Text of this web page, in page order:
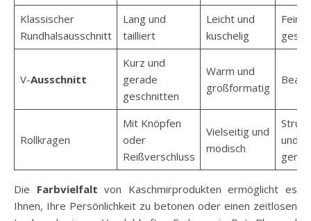
Klassischer
Rundhalsausschnitt
Lang und
tailliert
Leicht und
kuschelig
Fein
V-Ausschnitt
Kurz und
gerade
geschnitten
Warm und
großformatig
Rollkragen
Mit Knöpfen
oder
Reißverschluss
Vielseitig und
modisch
und
Die Farbvielfalt von Kaschmirprodukten ermöglicht es
Ihnen, Ihre Persönlichkeit zu betonen oder einen zeitlosen